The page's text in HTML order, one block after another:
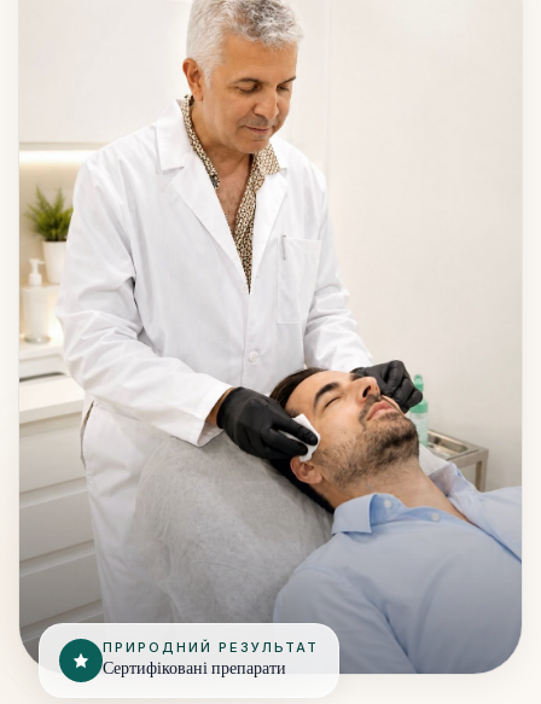
ПРИРОДНИЙ РЕЗУЛЬТАТ
Сертифіковані препарати